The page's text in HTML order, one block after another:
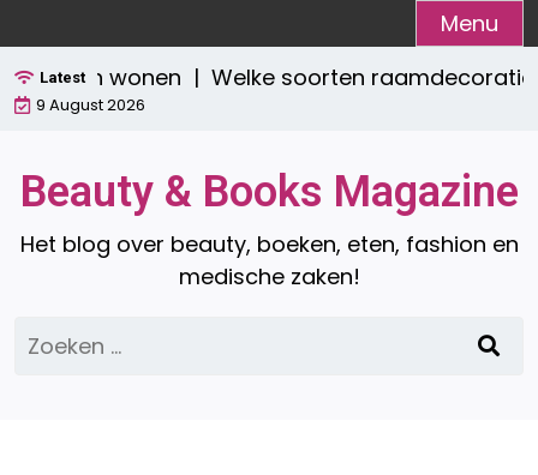
naar
de
inhoud
Menu
Latestwonen |Welke soorten raamdecoratie
9 August 2026
Beauty & Books Magazine
Het blog over beauty, boeken, eten, fashion en
medische zaken!
Zoeken
naar: